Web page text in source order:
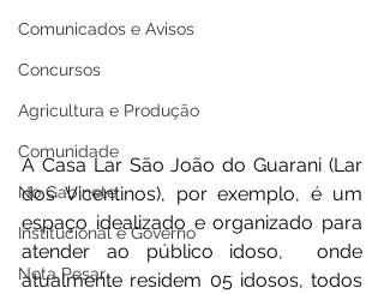
Comunicados e Avisos
Concursos
Agricultura e Produção
Comunidade
No Gabinete
Institucional e Governo
Nota Pesar
A Casa Lar São João do Guarani (Lar
dos Vicentinos), por exemplo, é um
espaço idealizado e organizado para
atender ao público idoso,  onde
atualmente residem 05 idosos, todos